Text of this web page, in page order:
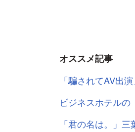
オススメ記事
「騙されてAV出
ビジネスホテル
「君の名は。」